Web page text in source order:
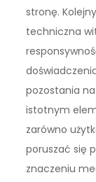
stronę.
techniczna
pozostania
istotnym
zarówno
poruszać się
znaczeniu